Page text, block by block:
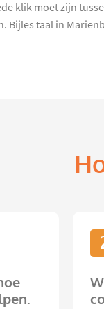
klik moet zijn
Bijles taal in